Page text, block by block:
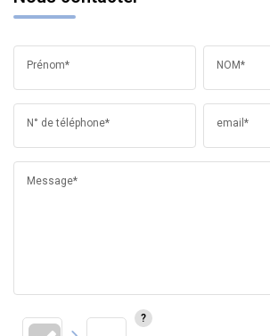
Prénom* NOM*
N° de téléphone* email*
Message*